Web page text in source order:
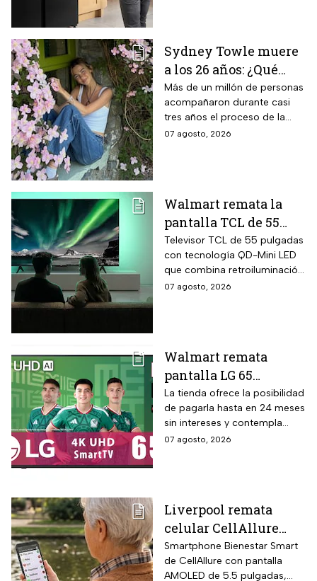
Inverter con 20 años de
garantía exclusiva,
dispensador de agua y hielo
en la puerta y fábrica de
hielos automática.
Sydney Towle muere
a los 26 años: ¿Qué
cáncer padecía la
estrella de TikTok?
Más de un millón de personas
acompañaron durante casi
tres años el proceso de la
creadora: tratamientos,
07 agosto, 2026
Walmart remata la
pantalla TCL de 55
pulgadas 4K QD-Mini
Led con $6,600 de
descuento en línea y
hasta 24 meses sin
Televisor TCL de 55 pulgadas
con tecnología QD-Mini LED
que combina retroiluminación
Mini LED de casi precisión
plataforma Google TV.
07 agosto, 2026
Walmart remata
pantalla LG 65
pulgadas UHD 4K con
funciones de
inteligencia artificial
ThinQ
La tienda ofrece la posibilidad
de pagarla hasta en 24 meses
sin intereses y contempla
devoluciones hasta 30 días
07 agosto, 2026
Liverpool remata
celular CellAllure
Smart AMOLED 5.5
pulgadas con botón
Smartphone Bienestar Smart
de CellAllure con pantalla
AMOLED de 5.5 pulgadas,